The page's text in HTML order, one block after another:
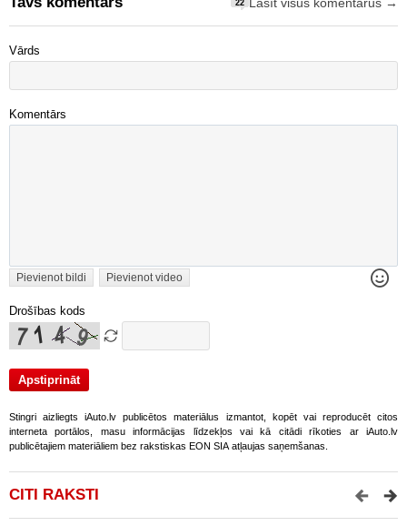
22 Lasīt visus komentārus →
Vārds
Komentārs
Pievienot bildi Pievienot video
Drošības kods
Stingri aizliegts iAuto.lv publicētos materiālus izmantot, kopēt vai reproducēt citos
interneta portālos, masu informācijas līdzekļos vai kā citādi rīkoties ar iAuto.lv
publicētajiem materiāliem bez rakstiskas EON SIA atļaujas saņemšanas.
CITI RAKSTI